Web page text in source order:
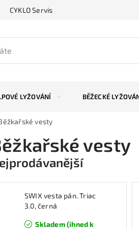
CYKLO Servis
LYŽOVÁNÍ BĚŽECKÉ
vesty
vesty
SWIX vesta pán. Triac
3.0, černá
Skladem (ihned k